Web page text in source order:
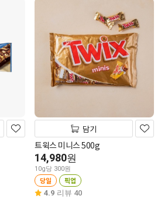
담기
트윅스 미니스 500g
14,980원
10g당 300원
당일 픽업
4.9 리뷰 40